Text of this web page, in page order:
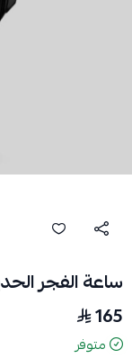
ساعة الفجر الحديث
165
متوفر